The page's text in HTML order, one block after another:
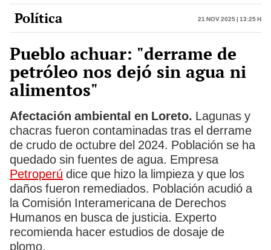
Política 21 Nov 2025 | 13:25 h
Pueblo achuar: "derrame de
petróleo nos dejó sin agua ni
alimentos"
Afectación ambiental en Loreto. Lagunas y
chacras fueron contaminadas tras el derrame
de crudo de octubre del 2024. Población se ha
quedado sin fuentes de agua. Empresa
Petroperú dice que hizo la limpieza y que los
daños fueron remediados. Población acudió a
la Comisión Interamericana de Derechos
Humanos en busca de justicia. Experto
recomienda hacer estudios de dosaje de
plomo.